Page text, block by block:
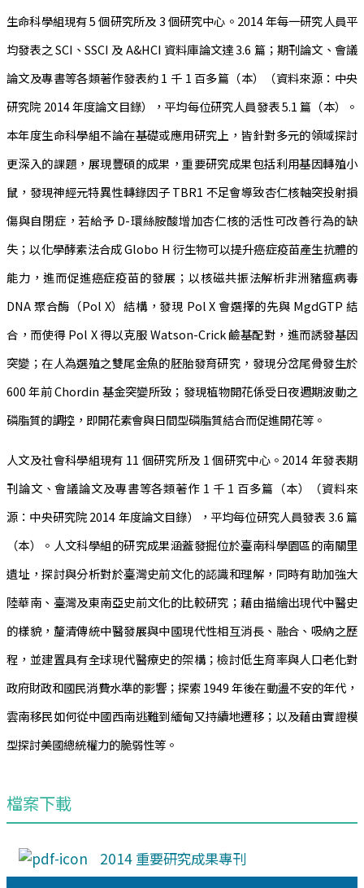
生命科學組現有 5 個研究所及 3 個研究中心。2014 年每一研究人員平
均發表之 SCI、SSCI 及 A&HCI 資料庫論文達 3.6 篇；期刊論文、會議
論文及專書等各類著作發表約 1 千 1 百多篇（本）（資料來源：中央
研究院 2014 年度論文目錄），平均每位研究人員發表 5.1 篇（本）。
本年度生命科學組不論在基礎或應用研究上，皆針對多元的領域探討
更深入的課題，展現豐碩的成果，重要研究成果包括利用基因轉殖小
鼠，發現神經元特異性轉錄因子 TBR1 不足會導致杏仁核軸突投射損
傷與自閉症，若給予 D-環絲胺酸增加杏仁核的活性可改善行為的缺
失；以化學酵素法合成 Globo H 衍生物可以提升癌症疫苗產生抗體的
能力，進而促進癌症疫苗的發展；以核磁共振法解析非洲豬瘟病毒
DNA 聚合酶（Pol X）結構，發現 Pol X 會選擇的先與 MgdGTP 結
合，而使得 Pol X 得以克服 Watson-Crick 鹼基配對，進而誘發基因
突變；在人為選殖之雙尾金魚的胚胎發育研究，發現分岔尾骨發生於
600 年前 Chordin 基金突變所致；發現植物開花係受日夜週期波動之
磷脂質的調控，即開花素會與日間型磷脂質結合而促進開花等。
人文及社會科學組現有 11 個研究所及 1 個研究中心。2014 年發表期
刊論文、會議論文及專書等各類著作 1 千 1 百多篇（本）（資料來
源：中央研究院 2014 年度論文目錄），平均每位研究人員發表 3.6 篇
（本）。人文科學組的研究成果涵蓋發掘位於臺南科學園區的南關里
遺址，探討與分析對於臺灣史前文化的認識和理解，同時有助加強大
陸華南、臺灣及東南亞史前文化的比較研究；藉由描繪出現代中醫史
的樣貌，釐清傳統中醫發展與中國現代性相互消長、融合、吸納之歷
程，並建置具有全球現代醫療史的架構；檢討低生育率與人口老化對
政府財政和國民消費水準的影響；探索 1949 年後在動盪不安的年代，
雲南移民如何從中國西南逃難到緬甸又持續地遷移；以及藉由實證模
型探討美國總統權力的脆弱性等。
檔案下載
2014 重要研究成果專刊